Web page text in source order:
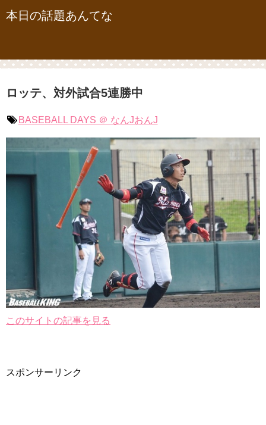
本日の話題あんてな
ロッテ、対外試合5連勝中
BASEBALL DAYS ＠ なんJおんJ
このサイトの記事を見る
スポンサーリンク